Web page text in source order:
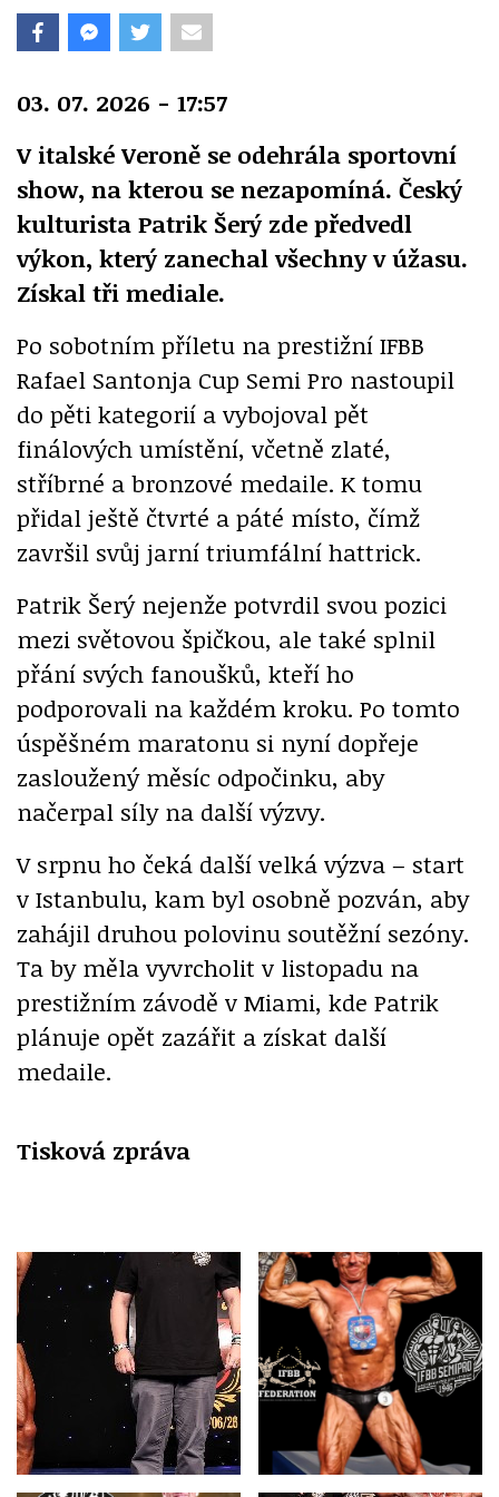
03. 07. 2026 - 17:57
V italské Veroně se odehrála sportovní
show, na kterou se nezapomíná. Český
kulturista Patrik Šerý zde předvedl
výkon, který zanechal všechny v úžasu.
Získal tři mediale.
Po sobotním příletu na prestižní IFBB
Rafael Santonja Cup Semi Pro nastoupil
do pěti kategorií a vybojoval pět
finálových umístění, včetně zlaté,
stříbrné a bronzové medaile. K tomu
přidal ještě čtvrté a páté místo, čímž
završil svůj jarní triumfální hattrick.
Patrik Šerý nejenže potvrdil svou pozici
mezi světovou špičkou, ale také splnil
přání svých fanoušků, kteří ho
podporovali na každém kroku. Po tomto
úspěšném maratonu si nyní dopřeje
zasloužený měsíc odpočinku, aby
načerpal síly na další výzvy.
V srpnu ho čeká další velká výzva – start
v Istanbulu, kam byl osobně pozván, aby
zahájil druhou polovinu soutěžní sezóny.
Ta by měla vyvrcholit v listopadu na
prestižním závodě v Miami, kde Patrik
plánuje opět zazářit a získat další
medaile.
Tisková zpráva